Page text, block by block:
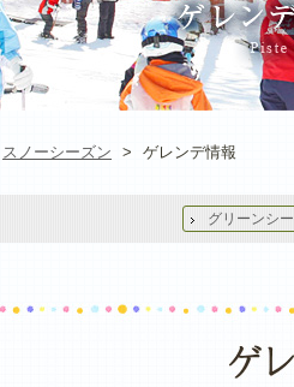
スノーシーズン > ゲレンデ情報
グリーンシ